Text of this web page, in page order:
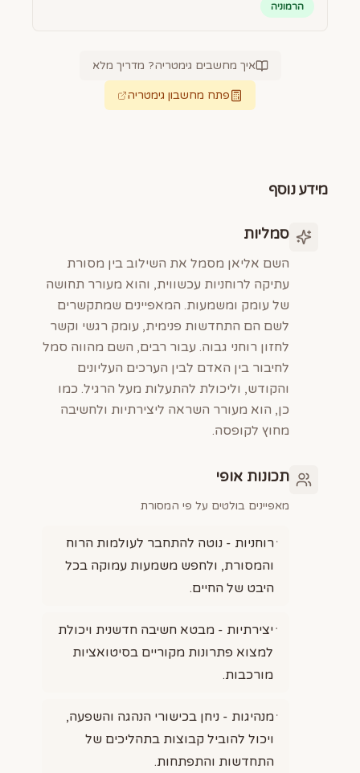
הרמוניה
איך מחשבים גימטריה? מדריך מלא
פתח מחשבון גימטריה
מידע נוסף
סמליות
השם אליאן מסמל את השילוב בין מסורת
עתיקה לרוחניות עכשווית, והוא מעורר תחושה
של עומק ומשמעות. המאפיינים שמתקשרים
לשם הם התחדשות פנימית, עומק רגשי וקשר
לחזון רוחני גבוה. עבור רבים, השם מהווה סמל
לחיבור בין האדם לבין הערכים העליונים
והקודש, וליכולת להתעלות מעל הרגיל. כמו
כן, הוא מעורר השראה ליצירתיות ולחשיבה
מחוץ לקופסה.
תכונות אופי
מאפיינים בולטים על פי המסורת
רוחניות - נוטה להתחבר לעולמות הרוח
והמסורת, ולחפש משמעות עמוקה בכל
היבט של החיים.
יצירתיות - מבטא חשיבה חדשנית ויכולת
למצוא פתרונות מקוריים בסיטואציות
מורכבות.
מנהיגות - ניחן בכישורי הנהגה והשפעה,
ויכול להוביל קבוצות בתהליכים של
התחדשות והתפתחות.